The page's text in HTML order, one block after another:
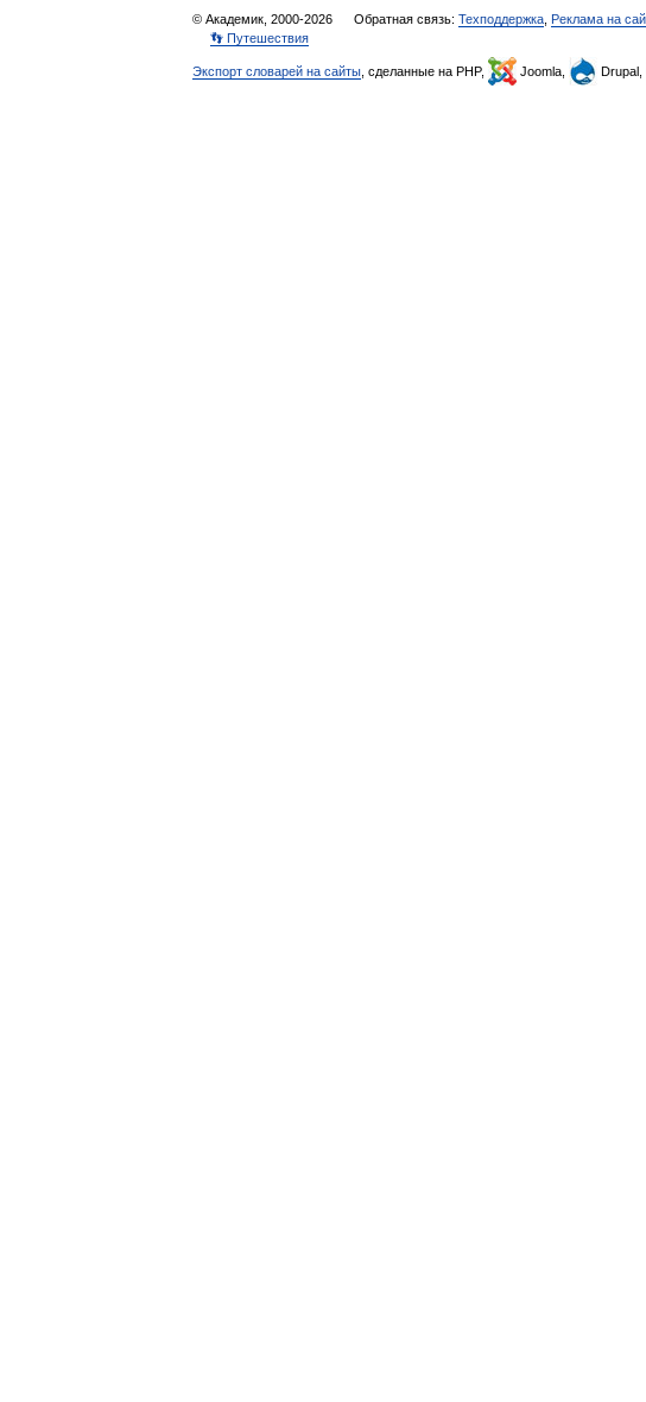
© Академик, 2000-2026 Обратная связь: Техподдержка Реклама на
👣 Путешествия
Экспорт словарей на сайты , сделанные на PHP, Joomla, Drupal,